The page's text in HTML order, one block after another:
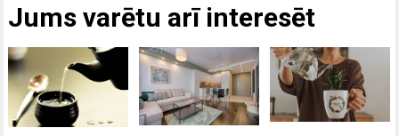
Jums varētu arī interesēt